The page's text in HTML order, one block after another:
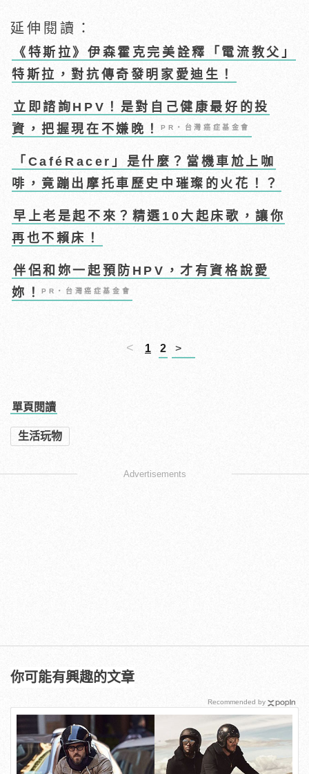
延伸閱讀：
《特斯拉》伊森霍克完美詮釋「電流教父」
特斯拉，對抗傳奇發明家愛迪生！
立即諮詢HPV！是對自己健康最好的投
資，把握現在不嫌晚！PR・台灣癌症基金會
「CaféRacer」是什麼？當機車尬上咖
啡，竟蹦出摩托車歷史中璀璨的火花！？
早上老是起不來？精選10大起床歌，讓你
再也不賴床！
伴侶和妳一起預防HPV，才有資格說愛
妳！PR・台灣癌症基金會
< 1 2 >
單頁閱讀
生活玩物
Advertisements
你可能有興趣的文章
Recommended by